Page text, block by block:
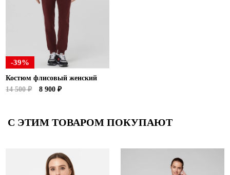
-39%
Костюм флисовый женский
14 500 ₽
8 900 ₽
С ЭТИМ ТОВАРОМ ПОКУПАЮТ